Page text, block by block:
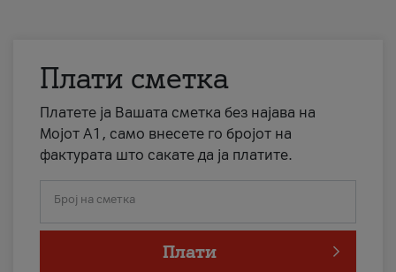
Плати сметка
Платете ја Вашата сметка без најава на
Мојот А1, само внесете го бројот на
фактурата што сакате да ја платите.
Број на сметка
Плати